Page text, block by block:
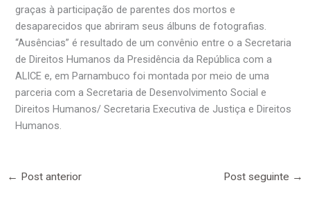
graças à participação de parentes dos mortos e
desaparecidos que abriram seus álbuns de fotografias.
“Ausências” é resultado de um convênio entre o a Secretaria
de Direitos Humanos da Presidência da República com a
ALICE e, em Parnambuco foi montada por meio de uma
parceria com a Secretaria de Desenvolvimento Social e
Direitos Humanos/ Secretaria Executiva de Justiça e Direitos
Humanos.
← Post anterior Post seguinte →